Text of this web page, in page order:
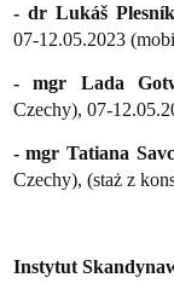
- dr Lukáš Plesník
07-12.05.2023
- mgr Lada
Czechy), 07-
- mgr Tatiana
Czechy), (staż z
Instytut